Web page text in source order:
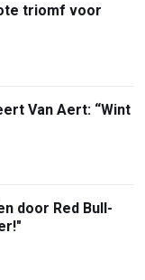
triomf voor
Van Aert: “Wint
door Red Bull-